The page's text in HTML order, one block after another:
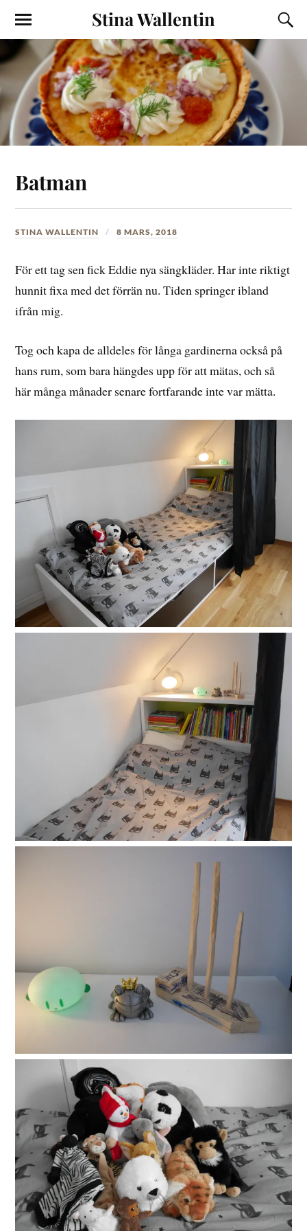
Stina Wallentin
Batman
STINA WALLENTIN 8 MARS, 2018
För ett tag sen fick Eddie nya sängkläder. Har inte riktigt
hunnit fixa med det förrän nu. Tiden springer ibland
ifrån mig.
Tog och kapa de alldeles för långa gardinerna också på
hans rum, som bara hängdes upp för att mätas, och så
här många månader senare fortfarande inte var mätta.